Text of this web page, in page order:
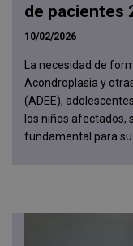
de pacientes
10/02/2026
La necesidad de
Acondroplasia y
(ADEE),
los niños afectados,
fundamental para su